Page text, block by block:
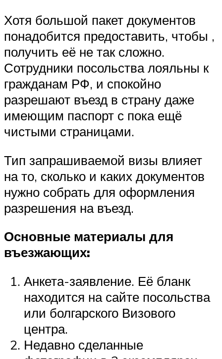
Хотя большой пакет документов
понадобится предоставить, чтобы ,
получить её не так сложно.
Сотрудники посольства лояльны к
гражданам РФ, и спокойно
разрешают въезд в страну даже
имеющим паспорт с пока ещё
чистыми страницами.
Тип запрашиваемой визы влияет
на то, сколько и каких документов
нужно собрать для оформления
разрешения на въезд.
Основные материалы для
въезжающих:
Анкета-заявление. Её бланк
находится на сайте посольства
или болгарского Визового
центра.
Недавно сделанные